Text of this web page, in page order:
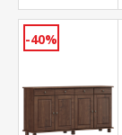
-40%